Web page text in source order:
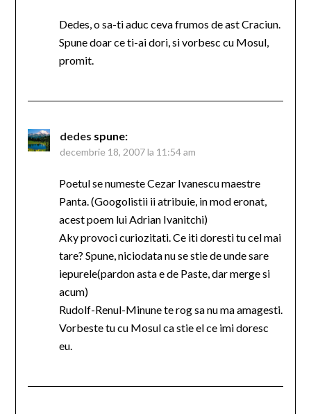
Dedes, o sa-ti aduc ceva frumos de ast Craciun.
Spune doar ce ti-ai dori, si vorbesc cu Mosul,
promit.
dedes spune:
decembrie 18, 2007 la 11:54 am
Poetul se numeste Cezar Ivanescu maestre
Panta. (Googolistii ii atribuie, in mod eronat,
acest poem lui Adrian Ivanitchi)
Aky provoci curiozitati. Ce iti doresti tu cel mai
tare? Spune, niciodata nu se stie de unde sare
iepurele(pardon asta e de Paste, dar merge si
acum)
Rudolf-Renul-Minune te rog sa nu ma amagesti.
Vorbeste tu cu Mosul ca stie el ce imi doresc
eu.